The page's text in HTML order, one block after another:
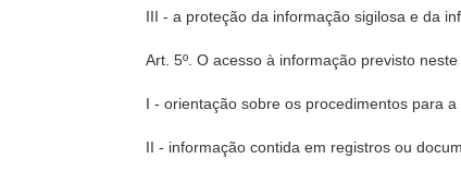
III - a proteção da informação sigilosa e da
Art. 5º. O acesso à informação previsto
I - orientação sobre os procedimentos para
II - informação contida em registros ou